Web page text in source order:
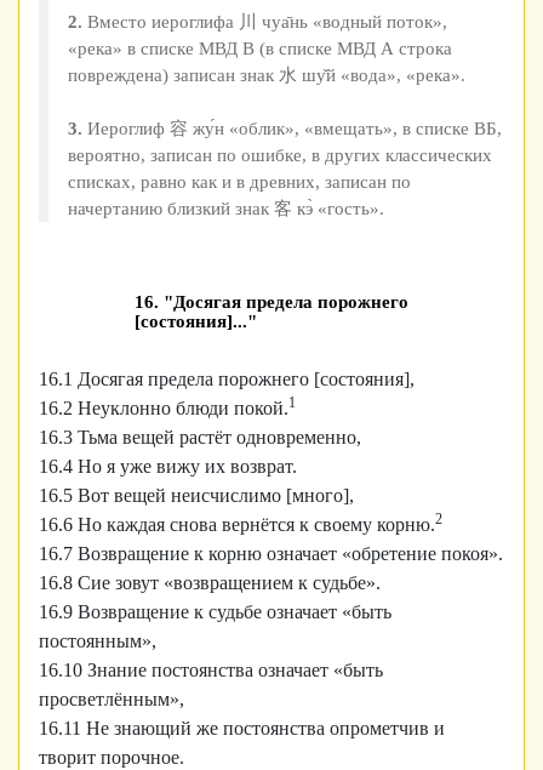
2. Вместо иероглифа 川 чуа̄нь «водный поток»,
«река» в списке МВД В (в списке МВД А строка
повреждена) записан знак 水 шу̌й «вода», «река».
3. Иероглиф 容 жу́н «облик», «вмещать», в списке ВБ,
вероятно, записан по ошибке, в других классических
списках, равно как и в древних, записан по
начертанию близкий знак 客 кэ̀ «гость».
16. "Досягая предела порожнего
[состояния]..."
16.1 Досягая предела порожнего [состояния],
16.2 Неуклонно блюди покой.1
16.3 Тьма вещей растёт одновременно,
16.4 Но я уже вижу их возврат.
16.5 Вот вещей неисчислимо [много],
16.6 Но каждая снова вернётся к своему корню.2
16.7 Возвращение к корню означает «обретение покоя».
16.8 Сие зовут «возвращением к судьбе».
16.9 Возвращение к судьбе означает «быть
постоянным»,
16.10 Знание постоянства означает «быть
просветлённым»,
16.11 Не знающий же постоянства опрометчив и
творит порочное.